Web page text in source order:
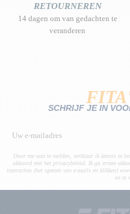
RETOURNEREN
14 dagen om van gedachten te
veranderen
SCHRIJF JE IN
Door me aan te melden, verklaar ik kennis te
akkoord met het privacybeleid. Ik ga ermee
interacties (het openen van e-mails en klikken)
en te